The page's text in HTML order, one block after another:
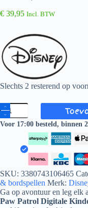
€ 39,95 Incl. BTW
Slechts 2 resterend op
Lexibook,
Kindercamera
met
bescherming
Voor 17:00 besteld, binnen
SKU: 3380743106465
& bordspellen Merk:
Ga op avontuur en leg elk
Paw Patrol Digitale